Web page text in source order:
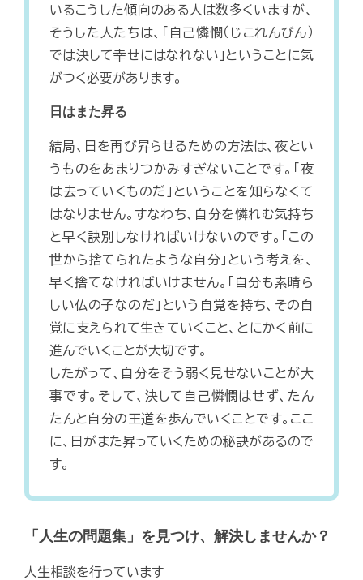
いるこうした傾向のある人は数多くいますが、
そうした人たちは、「自己憐憫（じこれんびん）
では決して幸せにはなれない」ということに気
がつく必要があります。
日はまた昇る
結局、日を再び昇らせるための方法は、夜とい
うものをあまりつかみすぎないことです。「夜
は去っていくものだ」ということを知らなくて
はなりません。すなわち、自分を憐れむ気持ち
と早く訣別しなければいけないのです。「この
世から捨てられたような自分」という考えを、
早く捨てなければいけません。「自分も素晴ら
しい仏の子なのだ」という自覚を持ち、その自
覚に支えられて生きていくこと、とにかく前に
進んでいくことが大切です。
したがって、自分をそう弱く見せないことが大
事です。そして、決して自己憐憫はせず、たん
たんと自分の王道を歩んでいくことです。ここ
に、日がまた昇っていくための秘訣があるので
す。
「人生の問題集」を見つけ、解決しませんか？
人生相談を行っています